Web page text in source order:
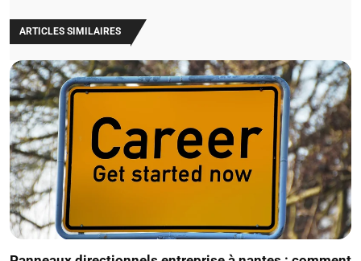
ARTICLES SIMILAIRES